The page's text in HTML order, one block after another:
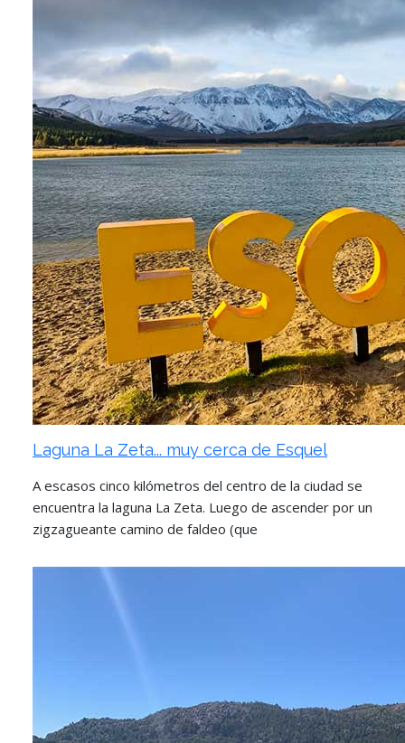
Laguna La Zeta... muy cerca de Esquel
A escasos cinco kilómetros del centro de la ciudad se
encuentra la laguna La Zeta. Luego de ascender por un
zigzagueante camino de faldeo (que